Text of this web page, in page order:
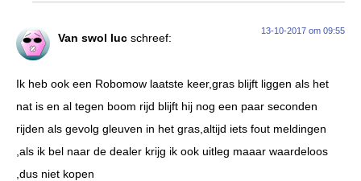
Van swol luc schreef:
13-10-2017 om 09:55
Ik heb ook een Robomow laatste keer,gras blijft liggen als het
nat is en al tegen boom rijd blijft hij nog een paar seconden
rijden als gevolg gleuven in het gras,altijd iets fout meldingen
,als ik bel naar de dealer krijg ik ook uitleg maaar waardeloos
,dus niet kopen